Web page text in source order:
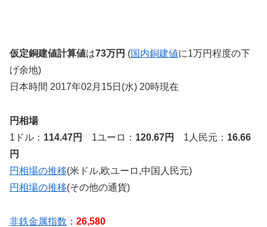
仮定銅建値計算値は73万円 (国内銅建値に1万円程度の下
げ余地)
日本時間 2017年02月15日(水) 20時現在
円相場
1ドル： 114.47円 1ユーロ： 120.67円 1人民元： 16.66
円
円相場の推移(米ドル,欧ユーロ,中国人民元)
円相場の推移(その他の通貨)
非鉄金属指数 ： 26,580